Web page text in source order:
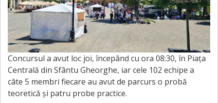
Concursul a avut loc joi, începând cu ora 08:30, în Piața
Centrală din Sfântu Gheorghe, iar cele 102 echipe a
câte 5 membri fiecare au avut de parcurs o probă
teoretică şi patru probe practice.